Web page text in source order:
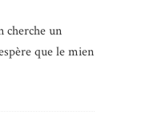
cherche un
que le mien